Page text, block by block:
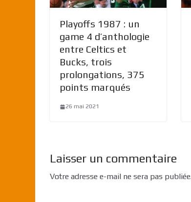
Playoffs 1987 : un
game 4 d’anthologie
entre Celtics et
Bucks, trois
prolongations, 375
points marqués
26 mai 2021
Laisser un commentaire
Votre adresse e-mail ne sera pas